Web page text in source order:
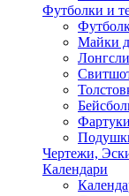
Футболки и
Майки
Чертежи,
Календари